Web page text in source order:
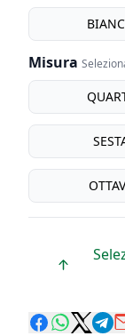
Colore
Misura
Misura